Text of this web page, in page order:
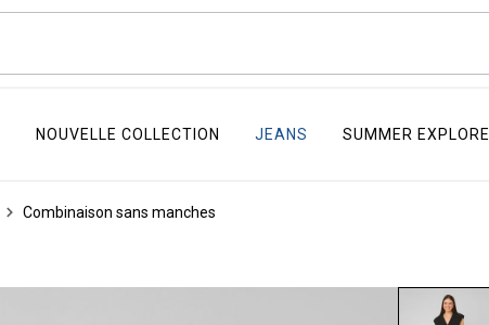
NOUVELLE COLLECTION JEANS SUMMER EXPLORE
Combinaison sans manches